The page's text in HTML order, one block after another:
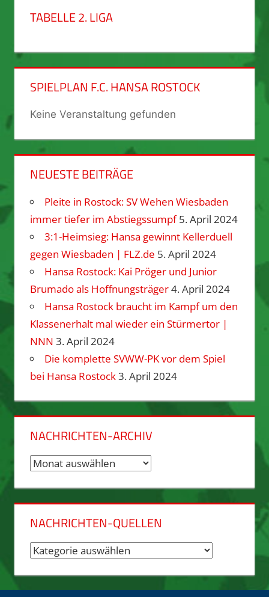
TABELLE 2. LIGA
SPIELPLAN F.C. HANSA ROSTOCK
Keine Veranstaltung gefunden
NEUESTE BEITRÄGE
Pleite in Rostock: SV Wehen Wiesbaden
immer tiefer im Abstiegssumpf 5. April 2024
3:1-Heimsieg: Hansa gewinnt Kellerduell
gegen Wiesbaden | FLZ.de 5. April 2024
Hansa Rostock: Kai Pröger und Junior
Brumado als Hoffnungsträger4. April 2024
Hansa Rostock braucht im Kampf um den
Klassenerhalt mal wieder ein Stürmertor |
NNN 3. April 2024
Die komplette SVWW-PK vor dem Spiel
bei Hansa Rostock3. April 2024
NACHRICHTEN-ARCHIV
Nachrichten-
NACHRICHTEN-QUELLEN
Nachrichten-